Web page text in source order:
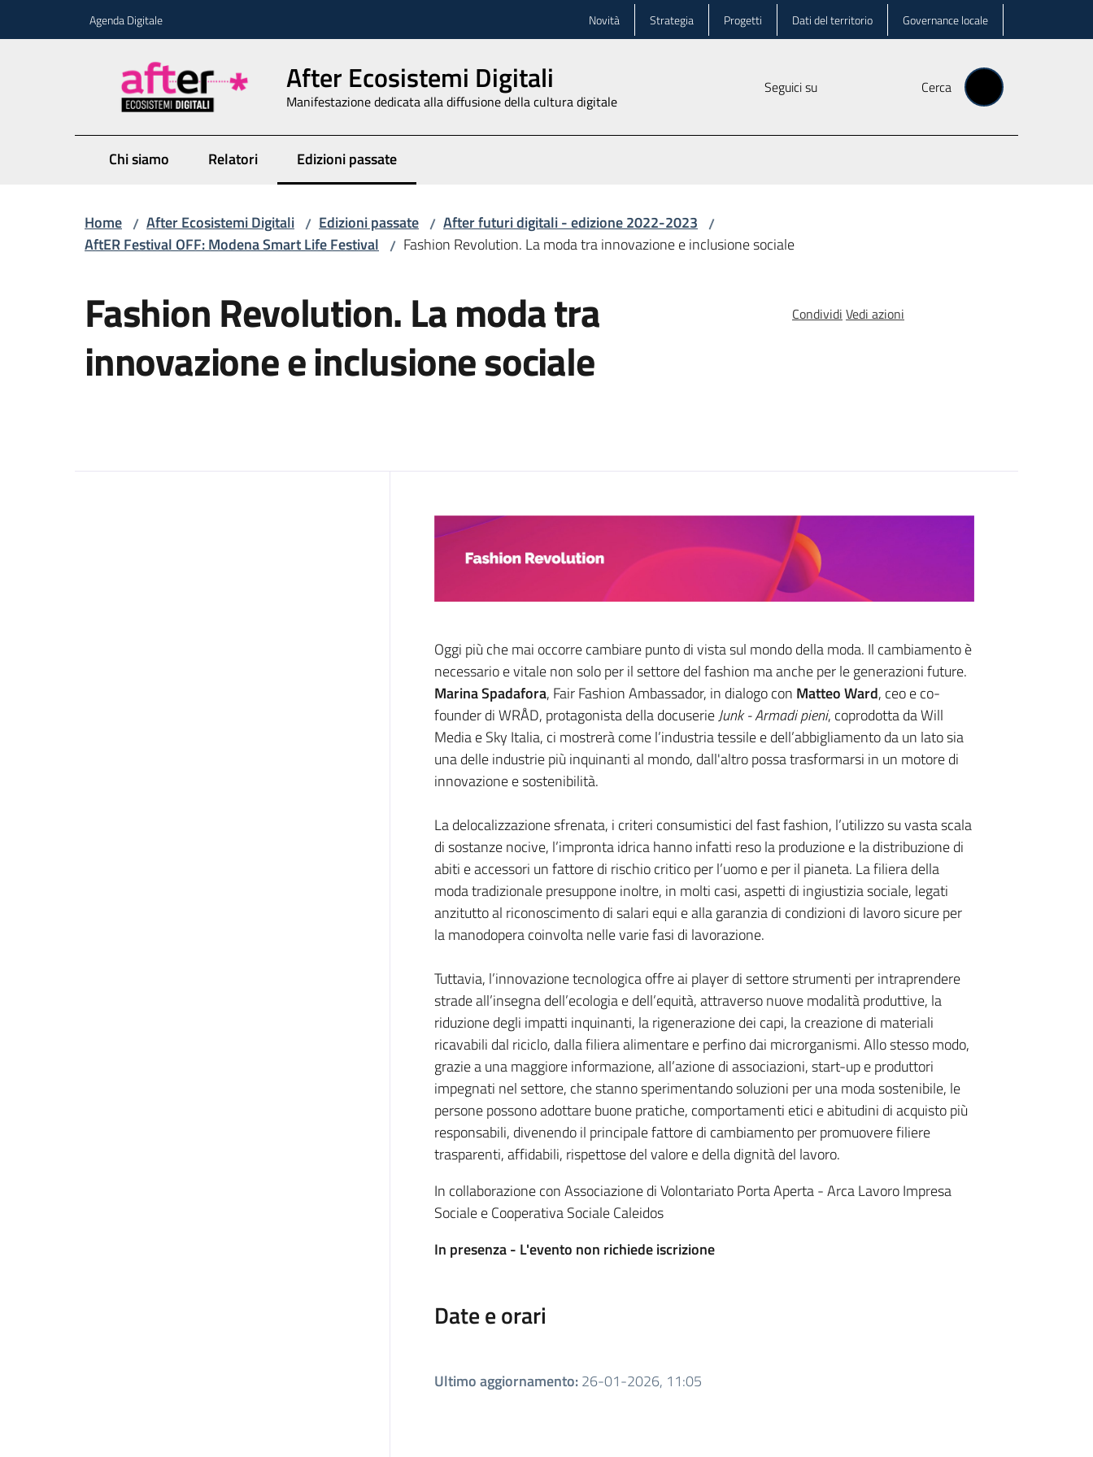
Agenda Digitale Novità Strategia Progetti Dati del territorio Governance locale
After Ecosistemi Digitali
Manifestazione dedicata alla diffusione della cultura digitale
Seguici su Cerca
Chi siamo Relatori Edizioni passate
Menu selezionato
Home / After Ecosistemi Digitali / Edizioni passate / After futuri digitali - edizione 2022-2023 /
AftER Festival OFF: Modena Smart Life Festival / Fashion Revolution. La moda tra innovazione e inclusione sociale
Fashion Revolution. La moda tra
innovazione e inclusione sociale
Condividi Vedi azioni
Cos'è
Oggi più che mai occorre cambiare punto di vista sul mondo della moda. Il cambiamento è
necessario e vitale non solo per il settore del fashion ma anche per le generazioni future.
Marina Spadafora, Fair Fashion Ambassador, in dialogo con Matteo Ward, ceo e co-
founder di WRÅD, protagonista della docuserieJunk - Armadi pieni, coprodotta da Will
Media e Sky Italia, ci mostrerà come l’industria tessile e dell’abbigliamento da un lato sia
una delle industrie più inquinanti al mondo, dall'altro possa trasformarsi in un motore di
innovazione e sostenibilità.
La delocalizzazione sfrenata, i criteri consumistici del fast fashion, l’utilizzo su vasta scala
di sostanze nocive, l’impronta idrica hanno infatti reso la produzione e la distribuzione di
abiti e accessori un fattore di rischio critico per l’uomo e per il pianeta. La filiera della
moda tradizionale presuppone inoltre, in molti casi, aspetti di ingiustizia sociale, legati
anzitutto al riconoscimento di salari equi e alla garanzia di condizioni di lavoro sicure per
la manodopera coinvolta nelle varie fasi di lavorazione.
Tuttavia, l’innovazione tecnologica offre ai player di settore strumenti per intraprendere
strade all’insegna dell’ecologia e dell’equità, attraverso nuove modalità produttive, la
riduzione degli impatti inquinanti, la rigenerazione dei capi, la creazione di materiali
ricavabili dal riciclo, dalla filiera alimentare e perfino dai microrganismi. Allo stesso modo,
grazie a una maggiore informazione, all’azione di associazioni, start-up e produttori
impegnati nel settore, che stanno sperimentando soluzioni per una moda sostenibile, le
persone possono adottare buone pratiche, comportamenti etici e abitudini di acquisto più
responsabili, divenendo il principale fattore di cambiamento per promuovere filiere
trasparenti, affidabili, rispettose del valore e della dignità del lavoro.
In collaborazione con Associazione di Volontariato Porta Aperta - Arca Lavoro Impresa
Sociale e Cooperativa Sociale Caleidos
In presenza - L'evento non richiede iscrizione
Date e orari
Ultimo aggiornamento:26-01-2026, 11:05